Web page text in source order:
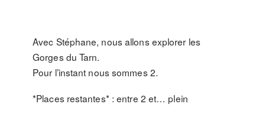
Avec Stéphane, nous allons explorer les
Gorges du Tarn.
Pour l’instant nous sommes 2.
*Places restantes* : entre 2 et… plein